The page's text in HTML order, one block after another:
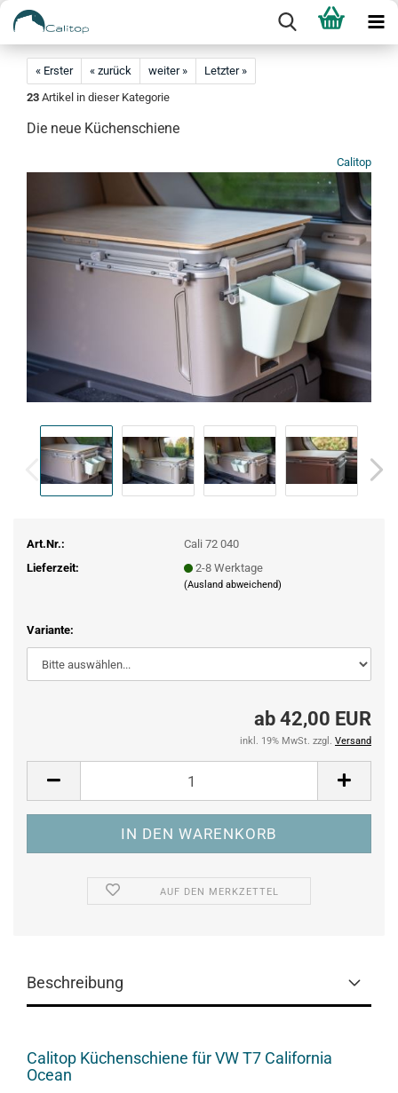
« Erster « zurück weiter »
Letzter »
23 Artikel in dieser Kategorie
Die neue Küchenschiene
Calitop
Art.Nr.:
Cali 72 040
Lieferzeit:
2-8 Werktage
(Ausland abweichend)
Variante:
ab 42,00 EUR
inkl. 19% MwSt. zzgl. Versand
AUF DEN MERKZETTEL
Beschreibung
Calitop Küchenschiene für VW T7 California
Ocean